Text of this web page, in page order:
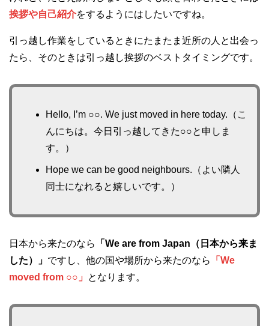
挨拶や自己紹介をするようにはしたいですね。
引っ越し作業をしているときにたまたま近所の人と出会っ
たら、そのときは引っ越し挨拶のベストタイミングです。
Hello, I’m ○○. We just moved in here today.（こ
んにちは。今日引っ越してきた○○と申しま
す。）
Hope we can be good neighbours.（よい隣人
同士になれると嬉しいです。）
日本から来たのなら
「We are from Japan（日本から来ま
した）」 ですし、他の国や場所から来たのなら
「We
moved from ○○」
となります。